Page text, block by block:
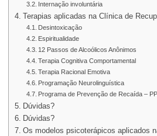
Internação involuntária
Terapias aplicadas na Clínica de
Desintoxicação
Espiritualidade
12 Passos de Alcoólicos Anônimos
Terapia Cognitiva Comportamental
Terapia Racional Emotiva
Programação Neurolinguística
Programa de Prevenção de Recaída –
Dúvidas?
Dúvidas?
Os modelos psicoterápicos aplicados